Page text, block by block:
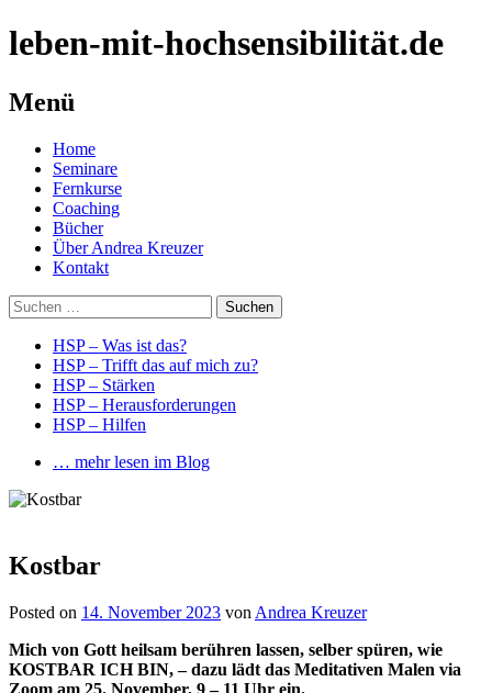
leben-mit-hochsensibilität.de
Menü
Springe
zum
Inhalt
Home
Seminare
Fernkurse
Coaching
Bücher
Über Andrea Kreuzer
Kontakt
Suchen
nach:
HSP – Was ist das?
HSP – Trifft das auf mich zu?
HSP – Stärken
HSP – Herausforderungen
HSP – Hilfen
… mehr lesen im Blog
Kostbar
Posted on 14. November 2023 von Andrea Kreuzer
Mich von Gott heilsam berühren lassen, selber spüren, wie
KOSTBAR ICH BIN, – dazu lädt das Meditativen Malen via
Zoom am 25. November, 9 – 11 Uhr ein.